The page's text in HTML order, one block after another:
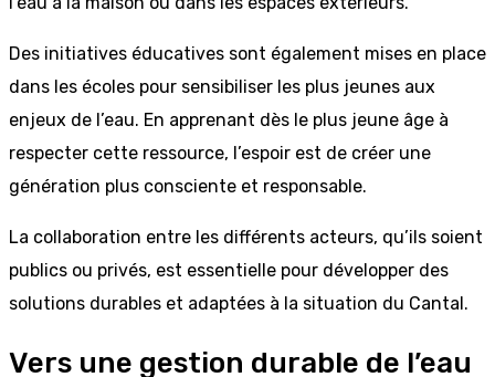
Des initiatives éducatives sont également mises en place
dans les écoles pour sensibiliser les plus jeunes aux
enjeux de l’eau. En apprenant dès le plus jeune âge à
respecter cette ressource, l’espoir est de créer une
génération plus consciente et responsable.
La collaboration entre les différents acteurs, qu’ils soient
publics ou privés, est essentielle pour développer des
solutions durables et adaptées à la situation du Cantal.
Vers une gestion durable de l’eau